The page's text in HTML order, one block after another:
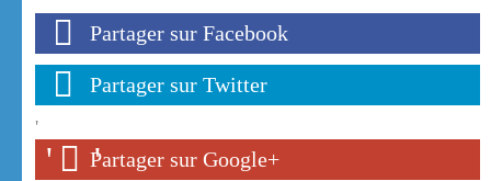
Partager sur Facebook
Partager sur Twitter
'
' '
Partager sur Google+